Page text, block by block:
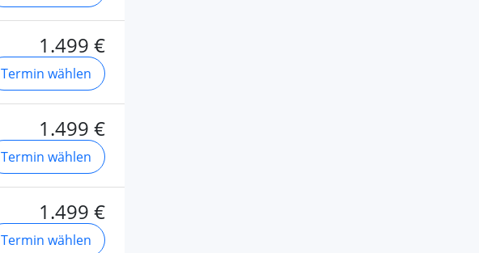
1.499 €
Termin wählen
1.499 €
Termin wählen
1.499 €
Termin wählen